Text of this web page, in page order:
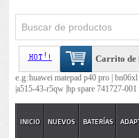
Carrito de
e.g:huawei matepad p40 pro |bn06xl
|a515-43-r5qw |hp spare 741727-001
INICIO NUEVOS BATERÍAS